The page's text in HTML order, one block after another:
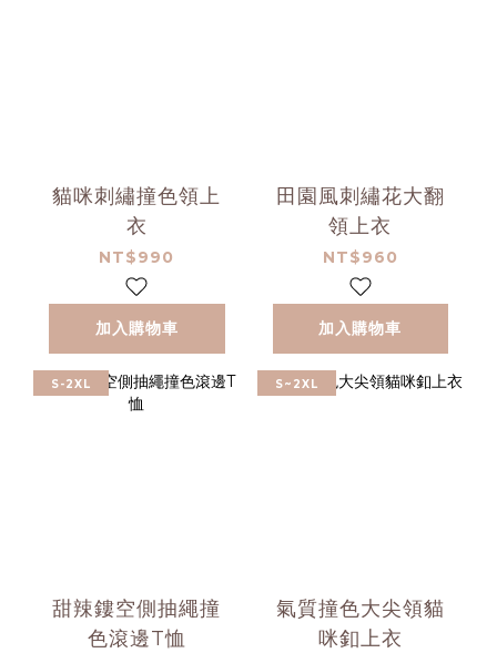
貓咪刺繡撞色領上
衣
NT$990
加入購物車
田園風刺繡花大翻
領上衣
NT$960
加入購物車
S-2XL
甜辣鏤空側抽繩撞
色滾邊T恤
S~2XL
氣質撞色大尖領貓
咪釦上衣